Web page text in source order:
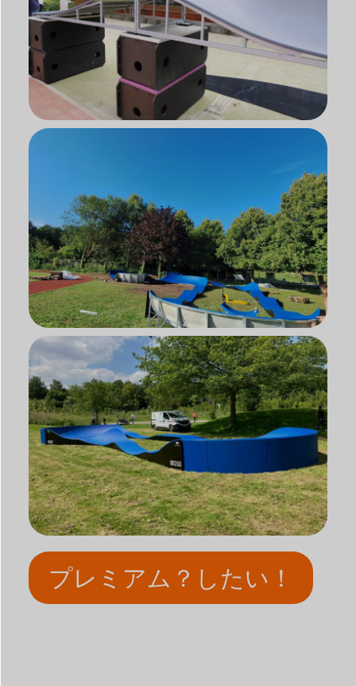
プレミアム？したい！